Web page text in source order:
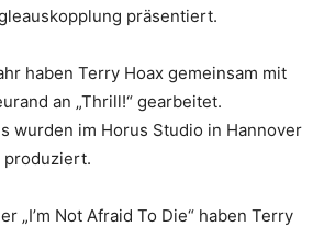
präsentiert.
haben Terry Hoax gemeinsam mit
an „Thrill!“ gearbeitet.
wurden im Horus Studio in Hannover
produziert.
„I’m Not Afraid To Die“ haben Terry